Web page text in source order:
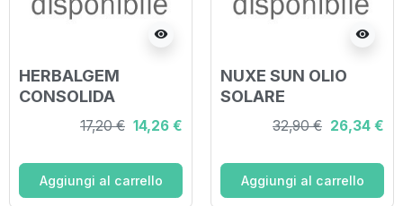
visibility
HERBALGEM
CONSOLIDA
BALSAMO 50 ML
17,20 € 14,26 €
Aggiungi al carrello
visibility
NUXE SUN OLIO
SOLARE
VISO/CORPO SPF50
150 ML
32,90 € 26,34 €
Aggiungi al carrello